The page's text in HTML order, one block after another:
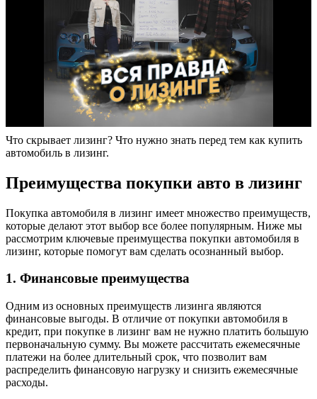
Что скрывает лизинг? Что нужно знать перед тем как купить
автомобиль в лизинг.
Преимущества покупки авто в лизинг
Покупка автомобиля в лизинг имеет множество преимуществ,
которые делают этот выбор все более популярным. Ниже мы
рассмотрим ключевые преимущества покупки автомобиля в
лизинг, которые помогут вам сделать осознанный выбор.
1. Финансовые преимущества
Одним из основных преимуществ лизинга являются
финансовые выгоды. В отличие от покупки автомобиля в
кредит, при покупке в лизинг вам не нужно платить большую
первоначальную сумму. Вы можете рассчитать ежемесячные
платежи на более длительный срок, что позволит вам
распределить финансовую нагрузку и снизить ежемесячные
расходы.